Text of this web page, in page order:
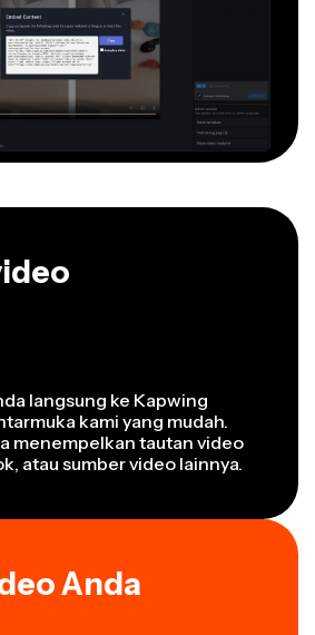
langsung ke Kapwing
kami yang mudah.
menempelkan tautan video
atau sumber video lainnya.
Anda